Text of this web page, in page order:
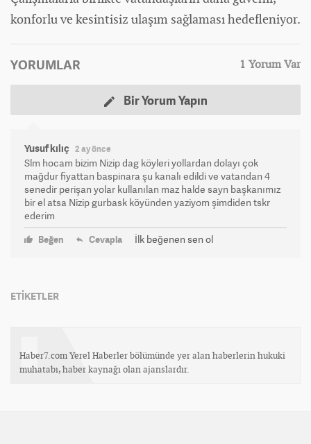
konforlu ve kesintisiz ulaşım sağlaması hedefleniyor.
YORUMLAR 1 Yorum Var
Bir Yorum Yapın
Yusuf kılıç 2 ay önce
Slm hocam bizim Nizip dag köyleri yollardan dolayı çok
mağdur fiyattan baspinara şu kanalı edildi ve vatandan 4
senedir perişan yolar kullanılan maz halde sayn başkanımız
bir el atsa Nizip gurbask köyünden yaziyom şimdiden tskr
ederim
Beğen Cevapla İlk beğenen sen ol
ETİKETLER
Haber7.com Yerel Haberler bölümünde yer alan haberlerin hukuki
muhatabı, haber kaynağı olan ajanslardır.